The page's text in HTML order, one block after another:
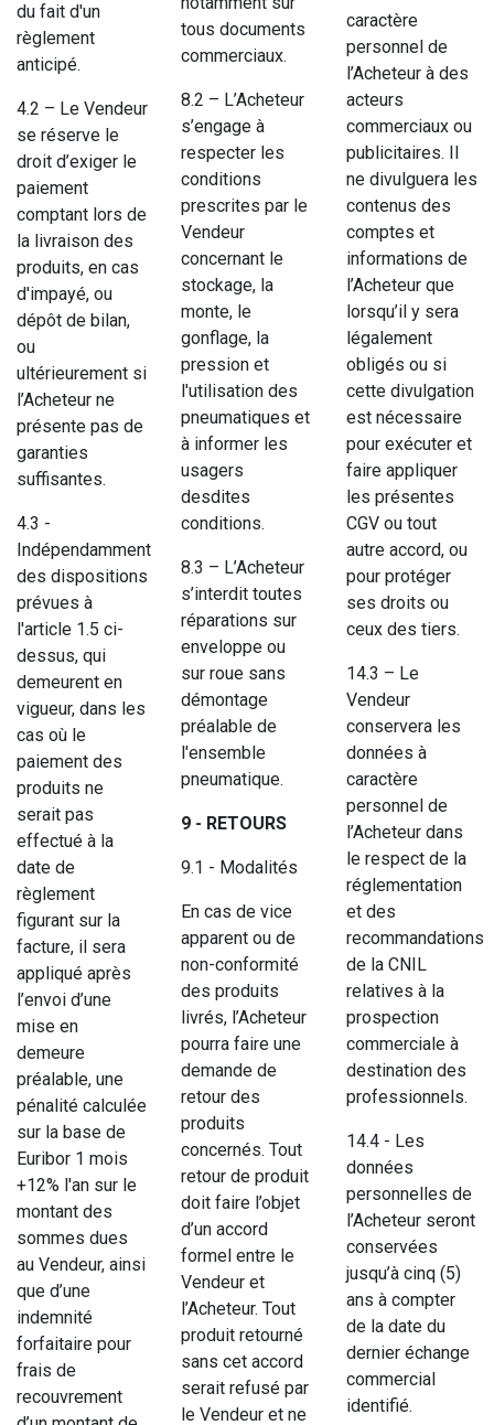
du fait d'un
règlement
anticipé.
4.2 – Le Vendeur
se réserve le
droit d’exiger le
paiement
comptant lors de
la livraison des
produits, en cas
d'impayé, ou
dépôt de bilan,
ou
ultérieurement si
l’Acheteur ne
présente pas de
garanties
suffisantes.
4.3 -
Indépendamment
des dispositions
prévues à
l'article 1.5 ci-
dessus, qui
demeurent en
vigueur, dans les
cas où le
paiement des
produits ne
serait pas
effectué à la
date de
règlement
figurant sur la
facture, il sera
appliqué après
l’envoi d’une
mise en
demeure
préalable, une
pénalité calculée
sur la base de
Euribor 1 mois
+12% l'an sur le
montant des
sommes dues
au Vendeur, ainsi
que d’une
indemnité
forfaitaire pour
frais de
recouvrement
tous documents
commerciaux.
8.2 – L’Acheteur
s’engage à
respecter les
conditions
prescrites par le
Vendeur
concernant le
stockage, la
monte, le
gonflage, la
pression et
l'utilisation des
pneumatiques et
à informer les
usagers
desdites
conditions.
8.3 – L’Acheteur
s’interdit toutes
réparations sur
enveloppe ou
sur roue sans
démontage
préalable de
l'ensemble
pneumatique.
9 - RETOURS
9.1 - Modalités
En cas de vice
apparent ou de
non-conformité
des produits
livrés, l’Acheteur
pourra faire une
demande de
retour des
produits
concernés. Tout
retour de produit
doit faire l’objet
d’un accord
formel entre le
Vendeur et
l’Acheteur. Tout
produit retourné
sans cet accord
serait refusé par
le Vendeur et ne
caractère
personnel de
l’Acheteur à des
acteurs
commerciaux ou
publicitaires. Il
ne divulguera les
contenus des
comptes et
informations de
l’Acheteur que
lorsqu’il y sera
légalement
obligés ou si
cette divulgation
est nécessaire
pour exécuter et
faire appliquer
les présentes
CGV ou tout
autre accord, ou
pour protéger
ses droits ou
ceux des tiers.
14.3 – Le
Vendeur
conservera les
données à
caractère
personnel de
l’Acheteur dans
le respect de la
réglementation
et des
recommandations
de la CNIL
relatives à la
prospection
commerciale à
destination des
professionnels.
14.4 - Les
données
personnelles de
l’Acheteur seront
conservées
jusqu’à cinq (5)
ans à compter
de la date du
dernier échange
commercial
identifié.